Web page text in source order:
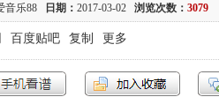
音乐88 日期： 2017-03-02 浏览次数： 3079
百度贴吧 复制 更多